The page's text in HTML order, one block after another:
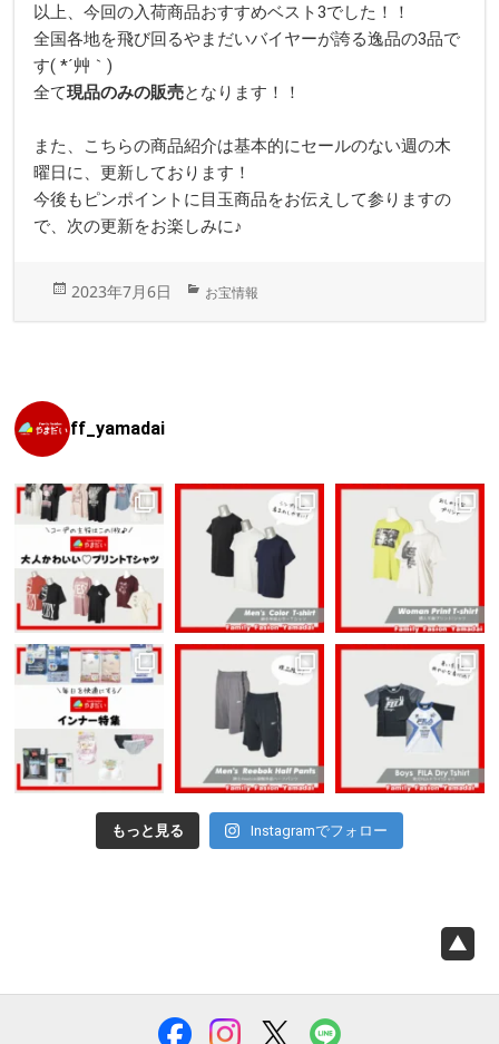
以上、今回の入荷商品おすすめベスト3でした！！
全国各地を飛び回るやまだいバイヤーが誇る逸品の3品で
す( *´艸｀)
全て現品のみの販売となります！！
また、こちらの商品紹介は基本的にセールのない週の木
曜日に、更新しております！
今後もピンポイントに目玉商品をお伝えして参りますの
で、次の更新をお楽しみに♪
投
日:
2023年7月6日
カ
ゴ
お宝情報
ff_yamadai
もっと見る Instagramでフォロー